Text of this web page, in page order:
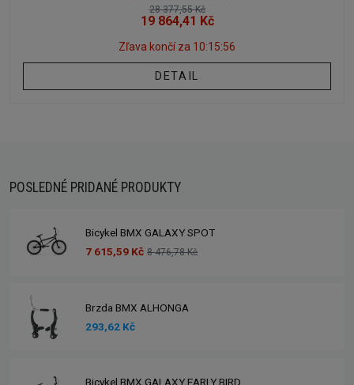
28 377,55 Kč
19 864,41 Kč
Zľava končí za 10:15:55
DETAIL
POSLEDNÉ PRIDANÉ PRODUKTY
Bicykel BMX GALAXY SPOT
7 615,59 Kč 8 476,78 Kč
Brzda BMX ALHONGA
293,62 Kč
Bicykel BMX GALAXY EARLY BIRD